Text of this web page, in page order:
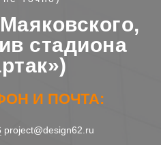
стадиона
И ПОЧТА:
project@design62.ru